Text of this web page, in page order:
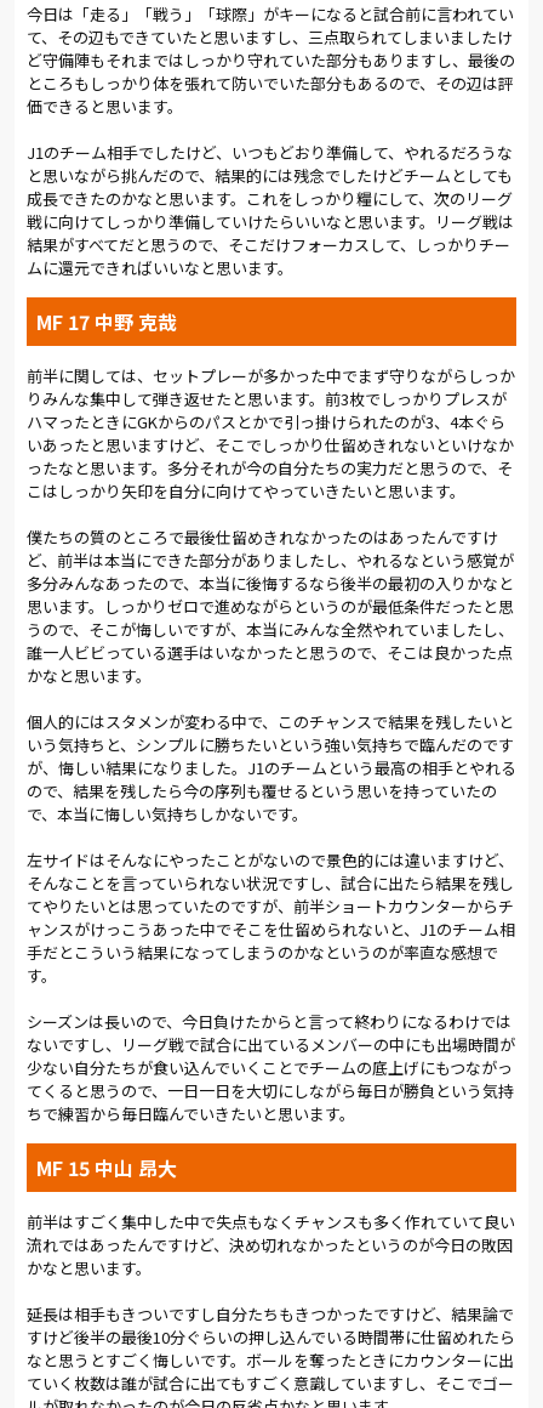
FC東京も、リーグ戦で出場機会を得ている選手たちを途中出場
させて攻守のクオリティを上げてくる。そんな相手と中盤で激
しく身体をぶつけ合い、セカンドボールを拾って前線のサンデ
ーにパスを送るが、シュートまでは持ち込めない。
しかし82分、左サイドのスペースに抜け出したサンデーが、和
田に代わって途中出場した小島からのリターンパスを中央へ送る
と、このクロスに杉本が応える。ゴール右隅に流し込む技あり
のヘディングが歓喜の同点ゴールとなった。
奪うことはできなかったものの、5分のアディショナルタイムを
含め攻勢をかけて、試合を15分ハーフの延長戦にもつれ込ませ
た。
システムは後半途中から4-2-3-1に変更。最終ラインは関口、ガ
ブリエウ、浦上、安光の4人。小島と中山が中央で、2列目は藤
井、杉本、谷内田の3枚、最前線にサンデーという並びだ。延長
前半の98分に追加点を奪われてからも、粘り強く守り、前線の4
人がスペースを突く。しかし、決定機は作り出せない。延長前半
のアディショナルタイムには、オフサイドラインをぎりぎりで
飛び出してきたヒアンに、ハットトリックとなる3点目を決めら
れた。
延長後半、加藤は決定的な1対1を身体で食い止め、カウンター
からのシュートをしっかり抑えるなど好セーブを連発したが、
最後までFC東京のゴールを割ることができず、大宮はルヴァン
ただし、リーグ戦につながる収穫はあった。肩を落とす必要は
ない。試合後、長澤監督は「ゲームに臨む姿勢とかチャンスを
作り出すこと、プロテクトすることに関しては非常に良かっ
た」と手応えを口にした。また、ゴールを決めた杉本は「予想
どおり押し込まれる場面もありましたけど、こっちの方がチャン
スを作れていたと思います。追いついてイケイケ状態になった
ときにゴールを決める力をつけないと。それができなかったこ
とが、すべて。だから、まだまだです」と、反省しながらも前を
向いた。
(総評:粕川 哲男)
今日は「走る」「戦う」「球際」がキーになると試合前に言われてい
て、その辺もできていたと思いますし、三点取られてしまいましたけ
ど守備陣もそれまではしっかり守れていた部分もありますし、最後の
ところもしっかり体を張れて防いでいた部分もあるので、その辺は評
価できると思います。
J1のチーム相手でしたけど、いつもどおり準備して、やれるだろうな
と思いながら挑んだので、結果的には残念でしたけどチームとしても
成長できたのかなと思います。これをしっかり糧にして、次のリーグ
戦に向けてしっかり準備していけたらいいなと思います。リーグ戦は
結果がすべてだと思うので、そこだけフォーカスして、しっかりチー
ムに還元できればいいなと思います。
MF 17 中野 克哉
前半に関しては、セットプレーが多かった中でまず守りながらしっか
りみんな集中して弾き返せたと思います。前3枚でしっかりプレスが
ハマったときにGKからのパスとかで引っ掛けられたのが3、4本ぐら
いあったと思いますけど、そこでしっかり仕留めきれないといけなか
ったなと思います。多分それが今の自分たちの実力だと思うので、そ
こはしっかり矢印を自分に向けてやっていきたいと思います。
僕たちの質のところで最後仕留めきれなかったのはあったんですけ
ど、前半は本当にできた部分がありましたし、やれるなという感覚が
多分みんなあったので、本当に後悔するなら後半の最初の入りかなと
思います。しっかりゼロで進めながらというのが最低条件だったと思
うので、そこが悔しいですが、本当にみんな全然やれていましたし、
誰一人ビビっている選手はいなかったと思うので、そこは良かった点
かなと思います。
個人的にはスタメンが変わる中で、このチャンスで結果を残したいと
いう気持ちと、シンプルに勝ちたいという強い気持ちで臨んだのです
が、悔しい結果になりました。J1のチームという最高の相手とやれる
ので、結果を残したら今の序列も覆せるという思いを持っていたの
で、本当に悔しい気持ちしかないです。
左サイドはそんなにやったことがないので景色的には違いますけど、
そんなことを言っていられない状況ですし、試合に出たら結果を残し
てやりたいとは思っていたのですが、前半ショートカウンターからチ
ャンスがけっこうあった中でそこを仕留められないと、J1のチーム相
手だとこういう結果になってしまうのかなというのが率直な感想で
す。
シーズンは長いので、今日負けたからと言って終わりになるわけでは
ないですし、リーグ戦で試合に出ているメンバーの中にも出場時間が
少ない自分たちが食い込んでいくことでチームの底上げにもつながっ
てくると思うので、一日一日を大切にしながら毎日が勝負という気持
ちで練習から毎日臨んでいきたいと思います。
MF 15 中山 昂大
前半はすごく集中した中で失点もなくチャンスも多く作れていて良い
流れではあったんですけど、決め切れなかったというのが今日の敗因
かなと思います。
延長は相手もきついですし自分たちもきつかったですけど、結果論で
すけど後半の最後10分ぐらいの押し込んでいる時間帯に仕留めれたら
なと思うとすごく悔しいです。ボールを奪ったときにカウンターに出
ていく枚数は誰が試合に出てもすごく意識していますし、そこでゴー